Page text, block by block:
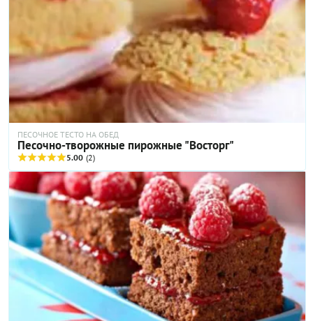
ПЕСОЧНОЕ ТЕСТО НА ОБЕД
Песочно-творожные пирожные "Восторг"
5.00 (2)